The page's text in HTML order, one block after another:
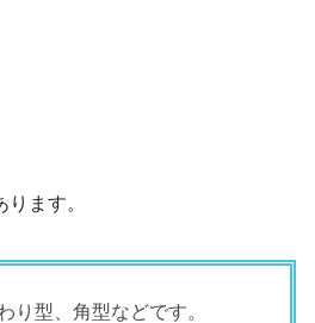
ります。
り型、角型などです。